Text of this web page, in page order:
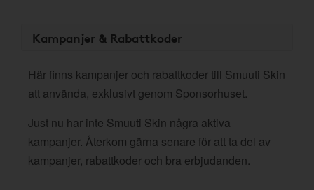
Kampanjer & Rabattkoder
Här finns kampanjer och rabattkoder till Smuuti Skin
att använda, exklusivt genom Sponsorhuset.
Just nu har inte Smuuti Skin några aktiva
kampanjer. Återkom gärna senare för att ta del av
kampanjer, rabattkoder och bra erbjudanden.